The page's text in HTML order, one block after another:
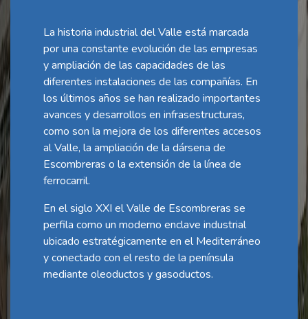
La historia industrial del Valle está marcada
por una constante evolución de las empresas
y ampliación de las capacidades de las
diferentes instalaciones de las compañías. En
los últimos años se han realizado importantes
avances y desarrollos en infrasestructuras,
como son la mejora de los diferentes accesos
al Valle, la ampliación de la dársena de
Escombreras o la extensión de la línea de
ferrocarril.
En el siglo XXI el Valle de Escombreras se
perfila como un moderno enclave industrial
ubicado estratégicamente en el Mediterráneo
y conectado con el resto de la península
mediante oleoductos y gasoductos.